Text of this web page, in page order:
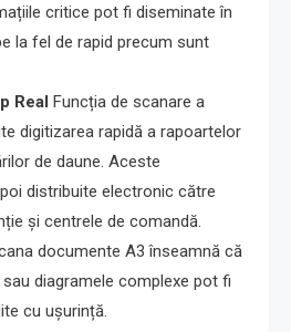
critice pot fi diseminate în
la fel de rapid precum sunt
Real Funcția de scanare a
digitizarea rapidă a rapoartelor
de daune. Aceste
distribuite electronic către
și centrele de comandă.
documente A3 înseamnă că
diagramele complexe pot fi
cu ușurință.